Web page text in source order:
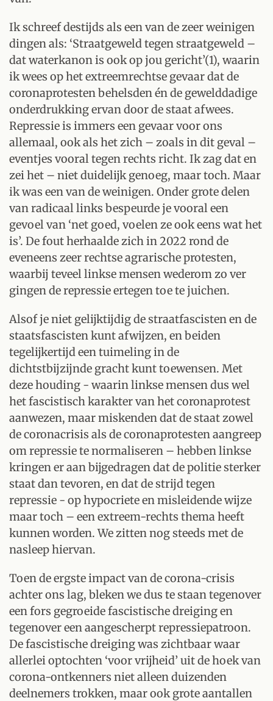
Ik schreef destijds als een van de zeer weinigen
dingen als: ‘Straatgeweld tegen straatgeweld –
dat waterkanon is ook op jou gericht’(1), waarin
ik wees op het extreemrechtse gevaar dat de
coronaprotesten behelsden én de gewelddadige
onderdrukking ervan door de staat afwees.
Repressie is immers een gevaar voor ons
allemaal, ook als het zich – zoals in dit geval –
eventjes vooral tegen rechts richt. Ik zag dat en
zei het – niet duidelijk genoeg, maar toch. Maar
ik was een van de weinigen. Onder grote delen
van radicaal links bespeurde je vooral een
gevoel van ‘net goed, voelen ze ook eens wat het
is’. De fout herhaalde zich in 2022 rond de
eveneens zeer rechtse agrarische protesten,
waarbij teveel linkse mensen wederom zo ver
gingen de repressie ertegen toe te juichen.
Alsof je niet gelijktijdig de straatfascisten en de
staatsfascisten kunt afwijzen, en beiden
tegelijkertijd een tuimeling in de
dichtstbijzijnde gracht kunt toewensen. Met
deze houding - waarin linkse mensen dus wel
het fascistisch karakter van het coronaprotest
aanwezen, maar miskenden dat de staat zowel
de coronacrisis als de coronaprotesten aangreep
om repressie te normaliseren – hebben linkse
kringen er aan bijgedragen dat de politie sterker
staat dan tevoren, en dat de strijd tegen
repressie - op hypocriete en misleidende wijze
maar toch – een extreem-rechts thema heeft
kunnen worden. We zitten nog steeds met de
nasleep hiervan.
Toen de ergste impact van de corona-crisis
achter ons lag, bleken we dus te staan tegenover
een fors gegroeide fascistische dreiging en
tegenover een aangescherpt repressiepatroon.
De fascistische dreiging was zichtbaar waar
allerlei optochten ‘voor vrijheid’ uit de hoek van
corona-ontkenners niet alleen duizenden
deelnemers trokken, maar ook grote aantallen